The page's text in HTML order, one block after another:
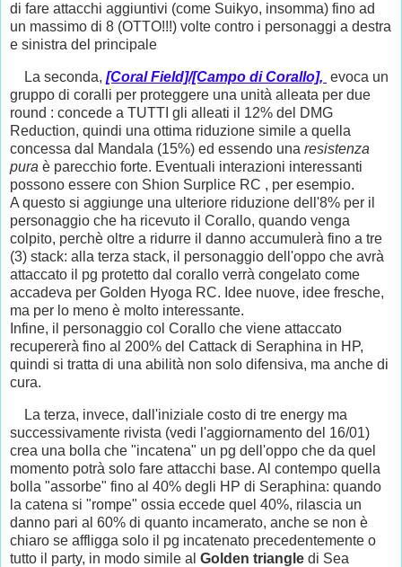
di fare attacchi aggiuntivi (come Suikyo, insomma) fino ad
un massimo di 8 (OTTO!!!) volte contro i personaggi a destra
e sinistra del principale
La seconda, [Coral Field]/[Campo di Corallo], evoca un
gruppo di coralli per proteggere una unità alleata per due
round : concede a TUTTI gli alleati il 12% del DMG
Reduction, quindi una ottima riduzione simile a quella
concessa dal Mandala (15%) ed essendo una resistenza
pura è parecchio forte. Eventuali interazioni interessanti
possono essere con Shion Surplice RC , per esempio.
A questo si aggiunge una ulteriore riduzione dell'8% per il
personaggio che ha ricevuto il Corallo, quando venga
colpito, perchè oltre a ridurre il danno accumulerà fino a tre
(3) stack: alla terza stack, il personaggio dell'oppo che avrà
attaccato il pg protetto dal corallo verrà congelato come
accadeva per Golden Hyoga RC. Idee nuove, idee fresche,
ma per lo meno è molto interessante.
Infine, il personaggio col Corallo che viene attaccato
recupererà fino al 200% del Cattack di Seraphina in HP,
quindi si tratta di una abilità non solo difensiva, ma anche di
cura.
La terza, invece, dall'iniziale costo di tre energy ma
successivamente rivista (vedi l'aggiornamento del 16/01)
crea una bolla che "incatena" un pg dell'oppo che da quel
momento potrà solo fare attacchi base. Al contempo quella
bolla "assorbe" fino al 40% degli HP di Seraphina: quando
la catena si "rompe" ossia eccede quel 40%, rilascia un
danno pari al 60% di quanto incamerato, anche se non è
chiaro se affligga solo il pg incatenato precedentemente o
tutto il party, in modo simile al Golden triangle di Sea